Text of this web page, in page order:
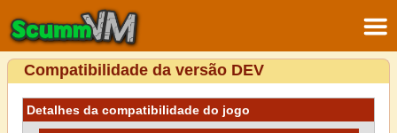
Compatibilidade da versão DEV
Detalhes da compatibilidade do jogo